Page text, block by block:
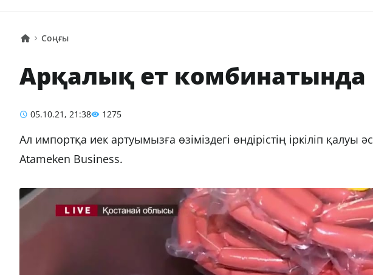
Соңғы
Арқалық ет
05.10.21, 21:38 1275
Ал импортқа иек артуымызға өзіміздегі өндірістің іркіліп
Atameken Business.